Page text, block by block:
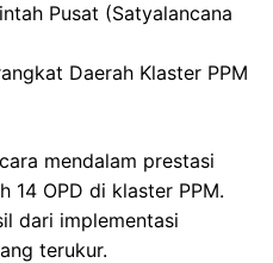
Pusat (Satyalancana
Daerah Klaster PPM
mendalam prestasi
14 OPD di klaster PPM.
dari implementasi
terukur.